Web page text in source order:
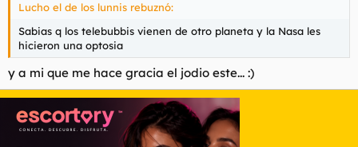
Lucho el de los lunnis rebuznó:
Sabias q los telebubbis vienen de otro planeta y la Nasa les
hicieron una optosia
y a mi que me hace gracia el jodio este... :)